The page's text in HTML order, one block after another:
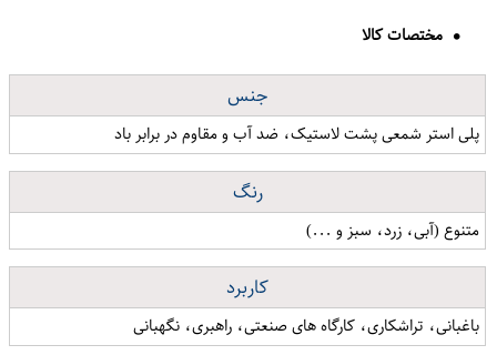
مختصات کالا
جنس
پلی استر شمعی پشت لاستیک، ضد آب و مقاوم در برابر باد
رنگ
متنوع (آبی، زرد، سبز و ...)
کاربرد
باغبانی، تراشکاری، کارگاه های صنعتی، راهبری، نگهبانی